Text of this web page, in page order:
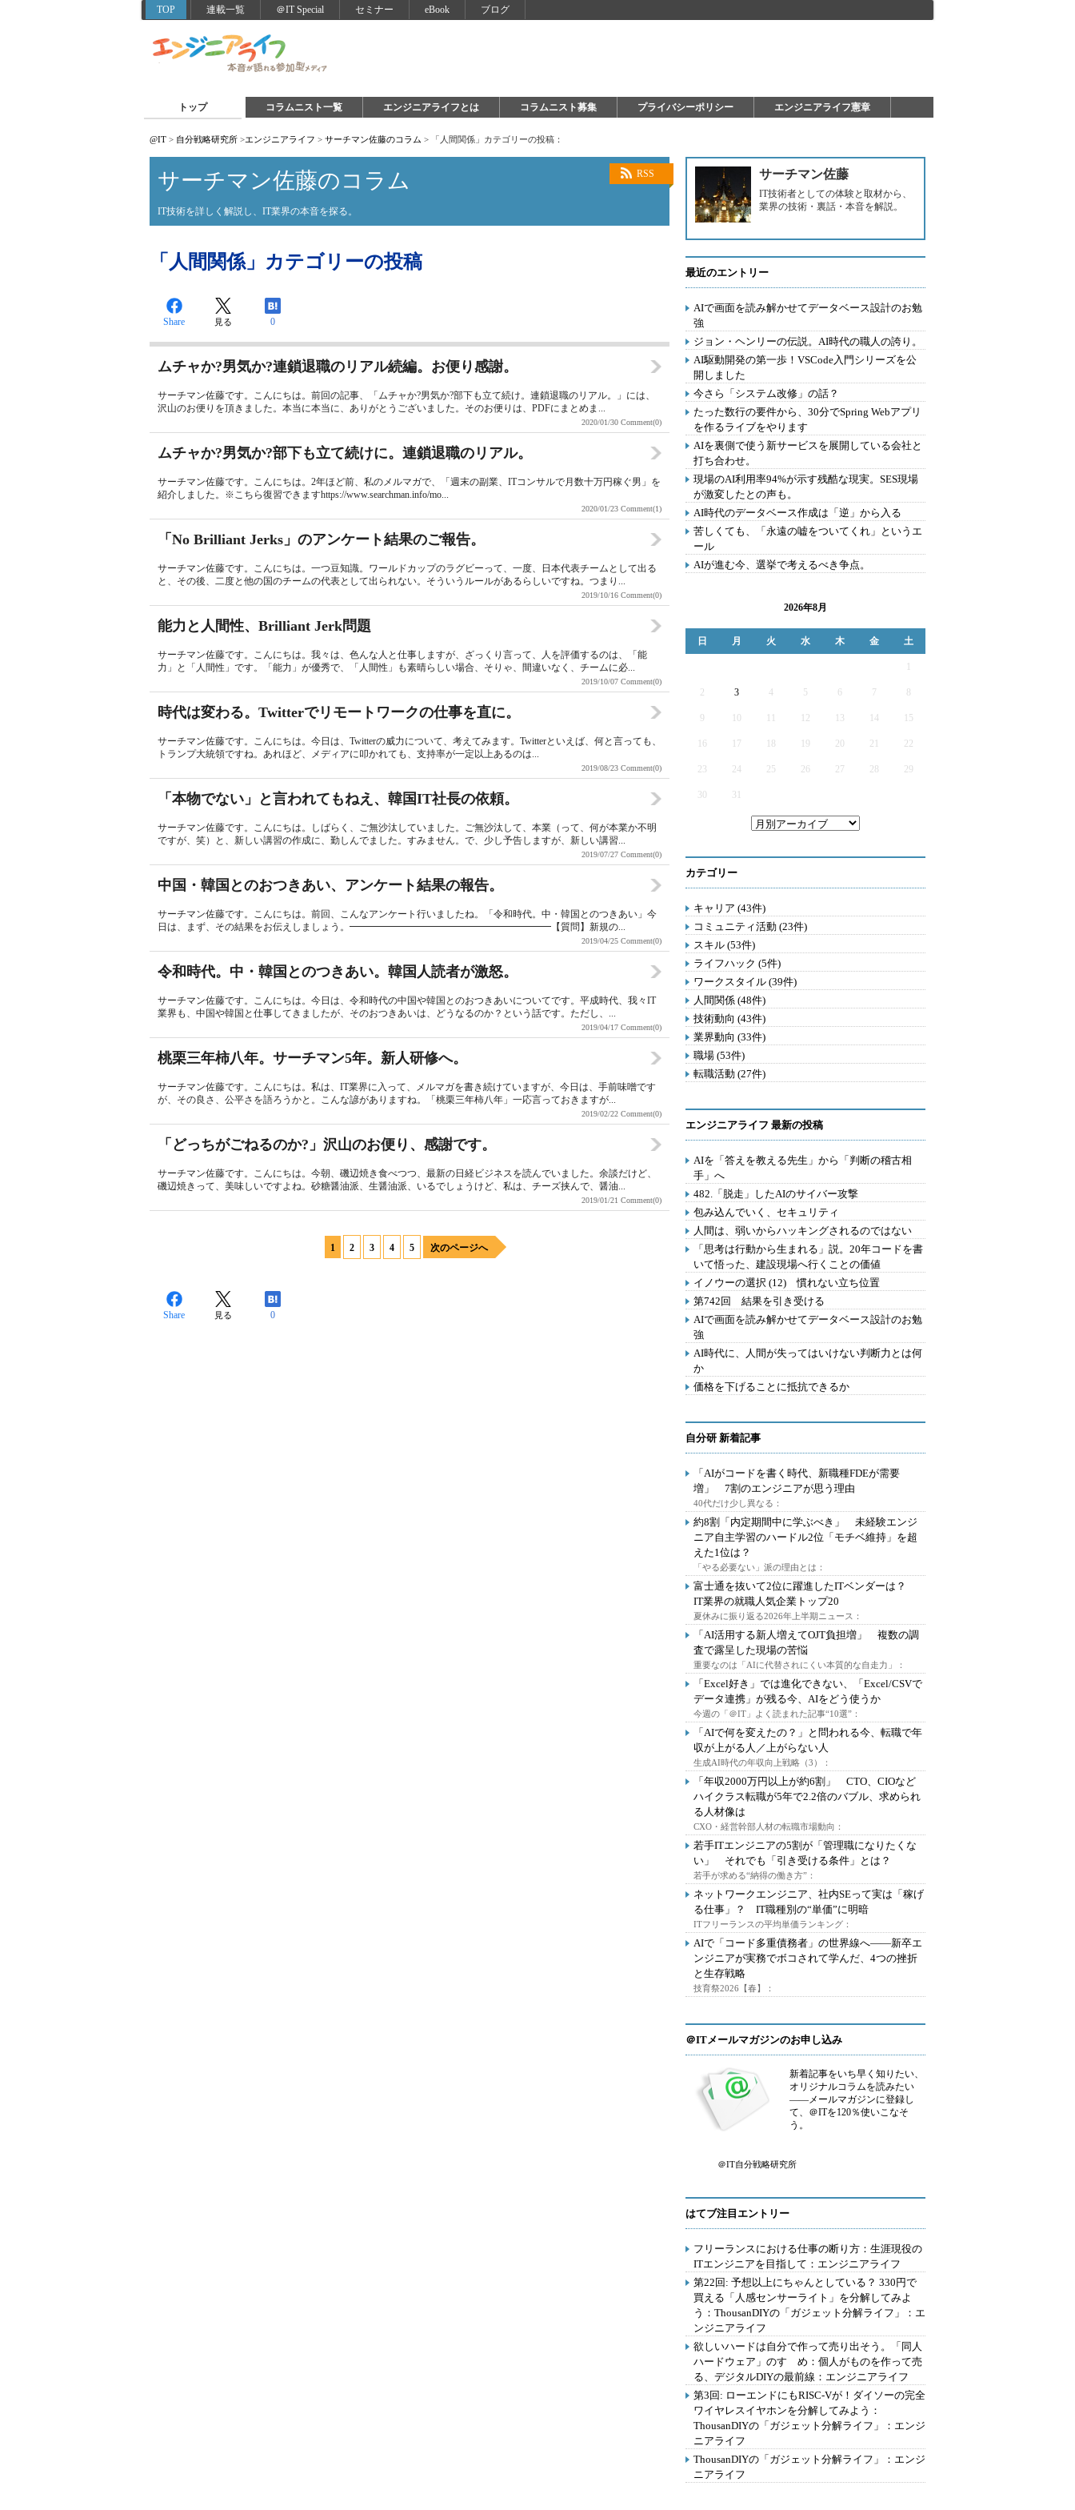
TOP 連載一覧 ＠IT Special セミナー eBook ブログ
トップ コラムニスト一覧 エンジニアライフとは コラムニスト募集 プライバシーポリシー エンジニアライフ憲章
@IT > 自分戦略研究所 >エンジニアライフ > サーチマン佐藤のコラム > 「人間関係」カテゴリーの投稿：
RSS
サーチマン佐藤のコラム
IT技術を詳しく解説し、IT業界の本音を探る。
「人間関係」カテゴリーの投稿
Share 見る 0
ムチャか?男気か?連鎖退職のリアル続編。お便り感謝。
サーチマン佐藤です。こんにちは。前回の記事、「ムチャか?男気か?部下も立て続け。連鎖退職のリアル。」には、
沢山のお便りを頂きました。本当に本当に、ありがとうございました。そのお便りは、PDFにまとめま...
2020/01/30 Comment(0)
ムチャか?男気か?部下も立て続けに。連鎖退職のリアル。
サーチマン佐藤です。こんにちは。2年ほど前、私のメルマガで、「週末の副業、ITコンサルで月数十万円稼ぐ男」を
紹介しました。※こちら復習できますhttps://www.searchman.info/mo...
2020/01/23 Comment(1)
「No Brilliant Jerks」のアンケート結果のご報告。
サーチマン佐藤です。こんにちは。一つ豆知識。ワールドカップのラグビーって、一度、日本代表チームとして出る
と、その後、二度と他の国のチームの代表として出られない。そういうルールがあるらしいですね。つまり...
2019/10/16 Comment(0)
能力と人間性、Brilliant Jerk問題
サーチマン佐藤です。こんにちは。我々は、色んな人と仕事しますが、ざっくり言って、人を評価するのは、「能
力」と「人間性」です。「能力」が優秀で、「人間性」も素晴らしい場合、そりゃ、間違いなく、チームに必...
2019/10/07 Comment(0)
時代は変わる。Twitterでリモートワークの仕事を直に。
サーチマン佐藤です。こんにちは。今日は、Twitterの威力について、考えてみます。Twitterといえば、何と言っても、
トランプ大統領ですね。あれほど、メディアに叩かれても、支持率が一定以上あるのは...
2019/08/23 Comment(0)
「本物でない」と言われてもねえ、韓国IT社長の依頼。
サーチマン佐藤です。こんにちは。しばらく、ご無沙汰していました。ご無沙汰して、本業（って、何が本業か不明
ですが、笑）と、新しい講習の作成に、勤しんでました。すみません。で、少し予告しますが、新しい講習...
2019/07/27 Comment(0)
中国・韓国とのおつきあい、アンケート結果の報告。
サーチマン佐藤です。こんにちは。前回、こんなアンケート行いましたね。「令和時代。中・韓国とのつきあい」今
日は、まず、その結果をお伝えしましょう。━━━━━━━━━━━━━━━━━━━━━【質問】新規の...
2019/04/25 Comment(0)
令和時代。中・韓国とのつきあい。韓国人読者が激怒。
サーチマン佐藤です。こんにちは。今日は、令和時代の中国や韓国とのおつきあいについてです。平成時代、我々IT
業界も、中国や韓国と仕事してきましたが、そのおつきあいは、どうなるのか？という話です。ただし、...
2019/04/17 Comment(0)
桃栗三年柿八年。サーチマン5年。新人研修へ。
サーチマン佐藤です。こんにちは。私は、IT業界に入って、メルマガを書き続けていますが、今日は、手前味噌です
が、その良さ、公平さを語ろうかと。こんな諺がありますね。「桃栗三年柿八年」一応言っておきますが...
2019/02/22 Comment(0)
「どっちがごねるのか?」沢山のお便り、感謝です。
サーチマン佐藤です。こんにちは。今朝、磯辺焼き食べつつ、最新の日経ビジネスを読んでいました。余談だけど、
磯辺焼きって、美味しいですよね。砂糖醤油派、生醤油派、いるでしょうけど、私は、チーズ挟んで、醤油...
2019/01/21 Comment(0)
1 2 3 4 5 次のページへ
Share 見る 0
サーチマン佐藤
IT技術者としての体験と取材から、
業界の技術・裏話・本音を解説。
最近のエントリー
AIで画面を読み解かせてデータベース設計のお勉
強
ジョン・ヘンリーの伝説。AI時代の職人の誇り。
AI駆動開発の第一歩！VSCode入門シリーズを公
開しました
今さら「システム改修」の話？
たった数行の要件から、30分でSpring Webアプリ
を作るライブをやります
AIを裏側で使う新サービスを展開している会社と
打ち合わせ。
現場のAI利用率94%が示す残酷な現実。SES現場
が激変したとの声も。
AI時代のデータベース作成は「逆」から入る
苦しくても、「永遠の嘘をついてくれ」というエ
ール
AIが進む今、選挙で考えるべき争点。
2026年8月
日 月 火 水 木 金 土
2 3 4 5 6 7
9 12 13 14 15
16 17 19 20 21 22
23 24 25 26 27 28 29
30 31
カテゴリー
キャリア (43件)
コミュニティ活動 (23件)
スキル (53件)
ライフハック (5件)
ワークスタイル (39件)
人間関係 (48件)
技術動向 (43件)
業界動向 (33件)
職場 (53件)
転職活動 (27件)
エンジニアライフ 最新の投稿
AIを「答えを教える先生」から「判断の稽古相
手」へ
482.「脱走」したAIのサイバー攻撃
包み込んでいく、セキュリティ
人間は、弱いからハッキングされるのではない
「思考は行動から生まれる」説。20年コードを書
いて悟った、建設現場へ行くことの価値
イノウーの選択 (12) 慣れない立ち位置
第742回 結果を引き受ける
AIで画面を読み解かせてデータベース設計のお勉
強
AI時代に、人間が失ってはいけない判断力とは何
か
価格を下げることに抵抗できるか
自分研 新着記事
「AIがコードを書く時代、新職種FDEが需要
増」 7割のエンジニアが思う理由
40代だけ少し異なる：
約8割「内定期間中に学ぶべき」 未経験エンジ
ニア自主学習のハードル2位「モチベ維持」を超
えた1位は？
「やる必要ない」派の理由とは：
富士通を抜いて2位に躍進したITベンダーは？
IT業界の就職人気企業トップ20
夏休みに振り返る2026年上半期ニュース：
「AI活用する新人増えてOJT負担増」 複数の調
査で露呈した現場の苦悩
重要なのは「AIに代替されにくい本質的な自走力」：
「Excel好き」では進化できない、「Excel/CSVで
データ連携」が残る今、AIをどう使うか
今週の「＠IT」よく読まれた記事“10選”：
「AIで何を変えたの？」と問われる今、転職で年
収が上がる人／上がらない人
生成AI時代の年収向上戦略（3）：
「年収2000万円以上が約6割」 CTO、CIOなど
ハイクラス転職が5年で2.2倍のバブル、求められ
る人材像は
CXO・経営幹部人材の転職市場動向：
若手ITエンジニアの5割が「管理職になりたくな
い」 それでも「引き受ける条件」とは？
若手が求める“納得の働き方”：
ネットワークエンジニア、社内SEって実は「稼げ
る仕事」？ IT職種別の“単価”に明暗
ITフリーランスの平均単価ランキング：
AIで「コード多重債務者」の世界線へ――新卒エ
ンジニアが実務でボコされて学んだ、4つの挫折
と生存戦略
技育祭2026【春】：
＠ITメールマガジンのお申し込み
新着記事をいち早く知りたい、
オリジナルコラムを読みたい
――メールマガジンに登録し
て、＠ITを120％使いこなそ
う。
＠IT自分戦略研究所
はてブ注目エントリー
フリーランスにおける仕事の断り方：生涯現役の
ITエンジニアを目指して：エンジニアライフ
第22回: 予想以上にちゃんとしている？ 330円で
買える「人感センサーライト」を分解してみよ
う：ThousanDIYの「ガジェット分解ライフ」：エ
ンジニアライフ
欲しいハードは自分で作って売り出そう。「同人
ハードウェア」のすゝめ：個人がものを作って売
る、デジタルDIYの最前線：エンジニアライフ
第3回: ローエンドにもRISC-Vが！ダイソーの完全
ワイヤレスイヤホンを分解してみよう：
ThousanDIYの「ガジェット分解ライフ」：エンジ
ニアライフ
ThousanDIYの「ガジェット分解ライフ」：エンジ
ニアライフ